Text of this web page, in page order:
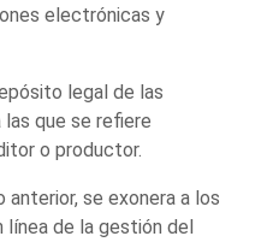
electrónicas y
legal de las
que se refiere
o productor.
se exonera a los
línea de la gestión del